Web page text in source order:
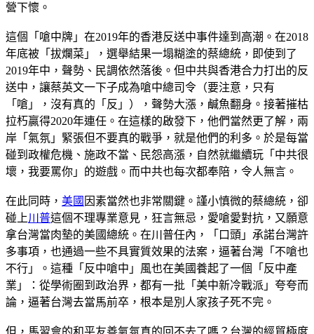
營下懷。
這個「嗆中牌」在2019年的香港反送中事件達到高潮。在2018
年底被「拔爛菜」，選舉結果一塌糊塗的蔡總統，即使到了
2019年中，聲勢、民調依然落後。但中共與香港合力打出的反
送中，讓蔡英文一下子成為嗆中總司令（要注意，只有
「嗆」，沒有真的「反」），聲勢大漲，鹹魚翻身。接著摧枯
拉朽贏得2020年連任。在這樣的啟發下，他們當然更了解，兩
岸「氣氛」緊張但不要真的戰爭，就是他們的利多。於是每當
碰到政權危機、施政不當、民怨高漲，自然就繼續玩「中共很
壞，我要罵你」的遊戲。而中共也每次都奉陪，令人無言。
在此同時， 美國 因素當然也非常關鍵。謹小慎微的蔡總統，卻
碰上川普這個不理專業意見，狂言無忌，愛嗆愛對抗，又願意
拿台灣當肉墊的美國總統。在川普任內，「口頭」承諾台灣許
多事項，也通過一些不具實質效果的法案，逼著台灣「不嗆也
不行」。這種「反中嗆中」風也在美國養起了一個「反中產
業」：從學術圈到政治界，都有一批「美中新冷戰派」夸夸而
論，逼著台灣去當馬前卒，根本是別人家孩子死不完。
但，馬習會的和平友善氣氛真的回不去了嗎？台灣的經貿極度